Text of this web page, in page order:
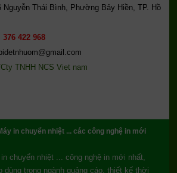
in chuyển nhiệt ... các công nghệ in mới
chuyển nhiệt ... công nghệ in mới nhất,
dùng trong ngành quảng cáo, thiết kế thời
Nguyễn Thái Bình, Phường Bảy Hiền, TP. Hồ
422 968
TNHH NCS Viet nam